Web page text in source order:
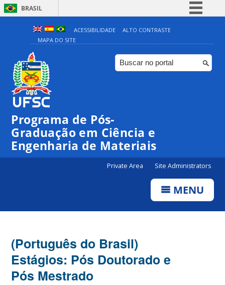
BRASIL
Simplifique!
Comunica BR
Participe
ACESSIBILIDADE
ALTO CONTRASTE
MAPA DO SITE
Programa de Pós-
Graduação em Ciência e
Engenharia de Materiais
Private Area Site Administrators
MENU
(Português do Brasil)
Estágios: Pós Doutorado e
Pós Mestrado